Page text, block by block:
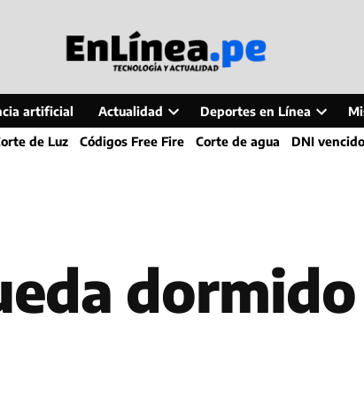
artificial Actualidad
Open
dropdown
Deportes en Línea
Open
dropdown
de Luz Códigos Free Fire Corte de agua DNI vencido